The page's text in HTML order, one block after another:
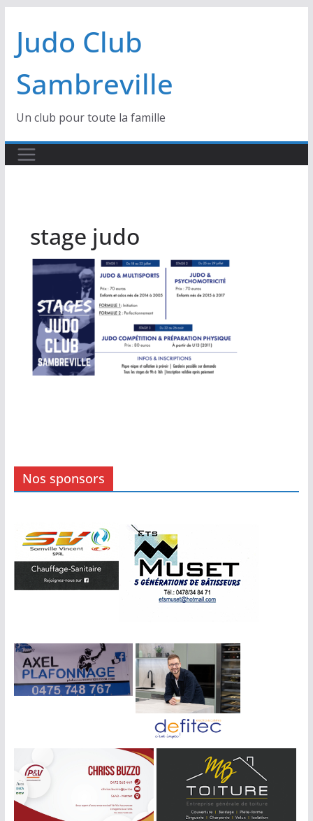
contenu
Judo Club
Sambreville
Un club pour toute la famille
stage judo
Nos sponsors